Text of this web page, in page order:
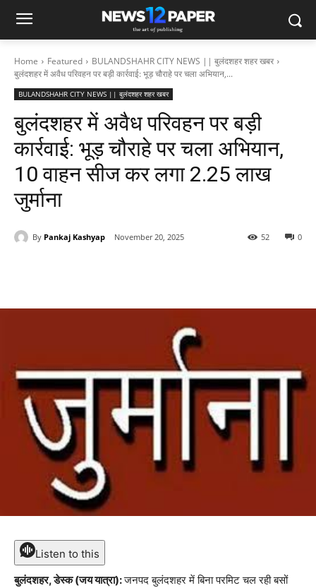
Home Featured
BULANDSHAHR CITY NEWS || बुलंदशहर शहर खबर
बुलंदशहर में अवैध परिवहन पर बड़ी कार्रवाई: भूड़ चौराहे पर चला अभियान,...
BULANDSHAHR CITY NEWS || बुलंदशहर शहर खबर
बुलंदशहर में अवैध परिवहन पर बड़ी
कार्रवाई: भूड़ चौराहे पर चला अभियान,
10 वाहन सीज कर लगा 2.25 लाख
जुर्माना
By Pankaj Kashyap November 20, 2025 0
52
Listen to this
बुलंदशहर, डेस्क (जय यात्रा):जनपद बुलंदशहर में बिना परमिट चल रही बसों